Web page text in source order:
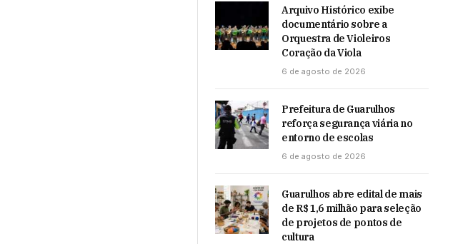
Arquivo Histórico exibe
documentário sobre a
Orquestra de Violeiros
Coração da Viola
6 de agosto de 2026
Prefeitura de Guarulhos
reforça segurança viária no
entorno de escolas
6 de agosto de 2026
Guarulhos abre edital de mais
de R$ 1,6 milhão para seleção
de projetos de pontos de
cultura